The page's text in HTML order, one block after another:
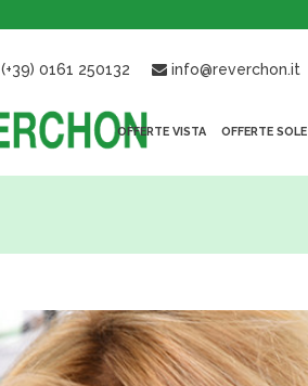
(+39) 0161 250132 info@reverchon.it
OFFERTE VISTA OFFERTE SOLE